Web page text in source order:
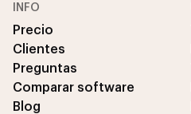
INFO
Precio
Clientes
Preguntas
Comparar software
Blog